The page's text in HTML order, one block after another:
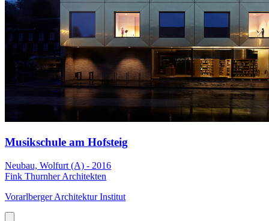
Musikschule am Hofsteig
Neubau, Wolfurt (A) - 2016
Fink Thurnher Architekten
Vorarlberger Architektur Institut